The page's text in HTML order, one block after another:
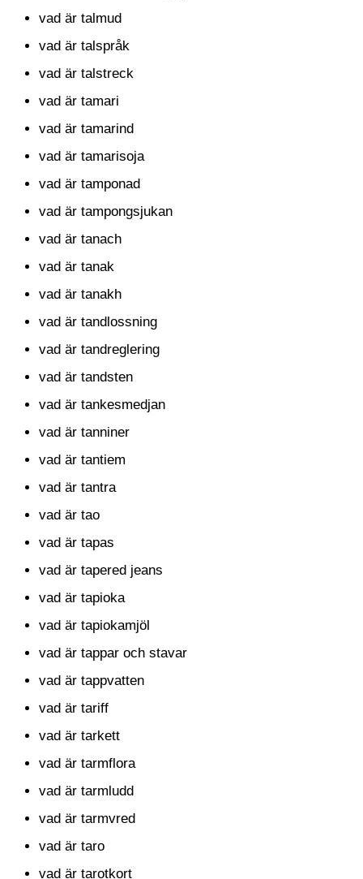
vad är talmud
vad är talspråk
vad är talstreck
vad är tamari
vad är tamarind
vad är tamarisoja
vad är tamponad
vad är tampongsjukan
vad är tanach
vad är tanak
vad är tanakh
vad är tandlossning
vad är tandreglering
vad är tandsten
vad är tankesmedjan
vad är tanniner
vad är tantiem
vad är tantra
vad är tao
vad är tapas
vad är tapered jeans
vad är tapioka
vad är tapiokamjöl
vad är tappar och stavar
vad är tappvatten
vad är tariff
vad är tarkett
vad är tarmflora
vad är tarmludd
vad är tarmvred
vad är taro
vad är tarotkort